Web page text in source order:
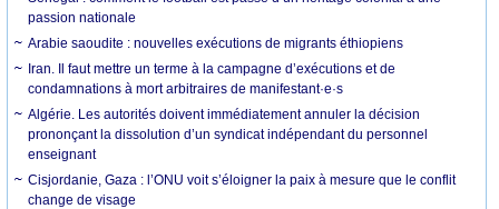
passion nationale
Arabie saoudite : nouvelles exécutions de migrants éthiopiens
Iran. Il faut mettre un terme à la campagne d’exécutions et de
condamnations à mort arbitraires de manifestant·e·s
Algérie. Les autorités doivent immédiatement annuler la décision
prononçant la dissolution d’un syndicat indépendant du personnel
enseignant
Cisjordanie, Gaza : l’ONU voit s’éloigner la paix à mesure que le conflit
change de visage